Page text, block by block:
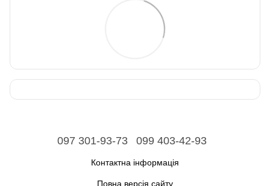
097 301-93-73 099 403-42-93
Контактна інформація
Повна версія сайту